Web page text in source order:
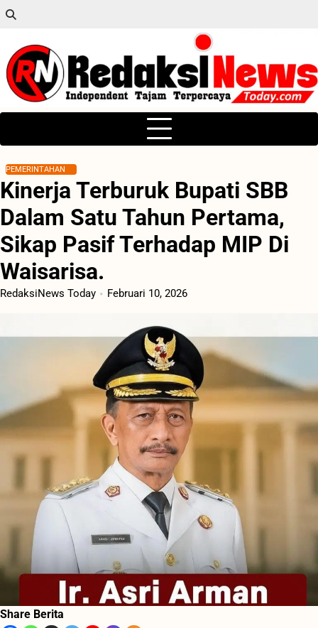
Skip
content
PEMERINTAHAN
Kinerja Terburuk Bupati SBB
Dalam Satu Tahun Pertama,
Sikap Pasif Terhadap MIP Di
Waisarisa.
RedaksiNews Today Februari 10, 2026
Share Berita